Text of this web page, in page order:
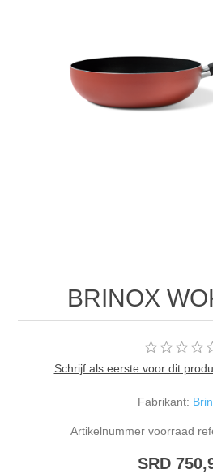
BRINOX
Schrijf als eerste voor dit
Fabrikant:
Artikelnummer voorraad
SRD